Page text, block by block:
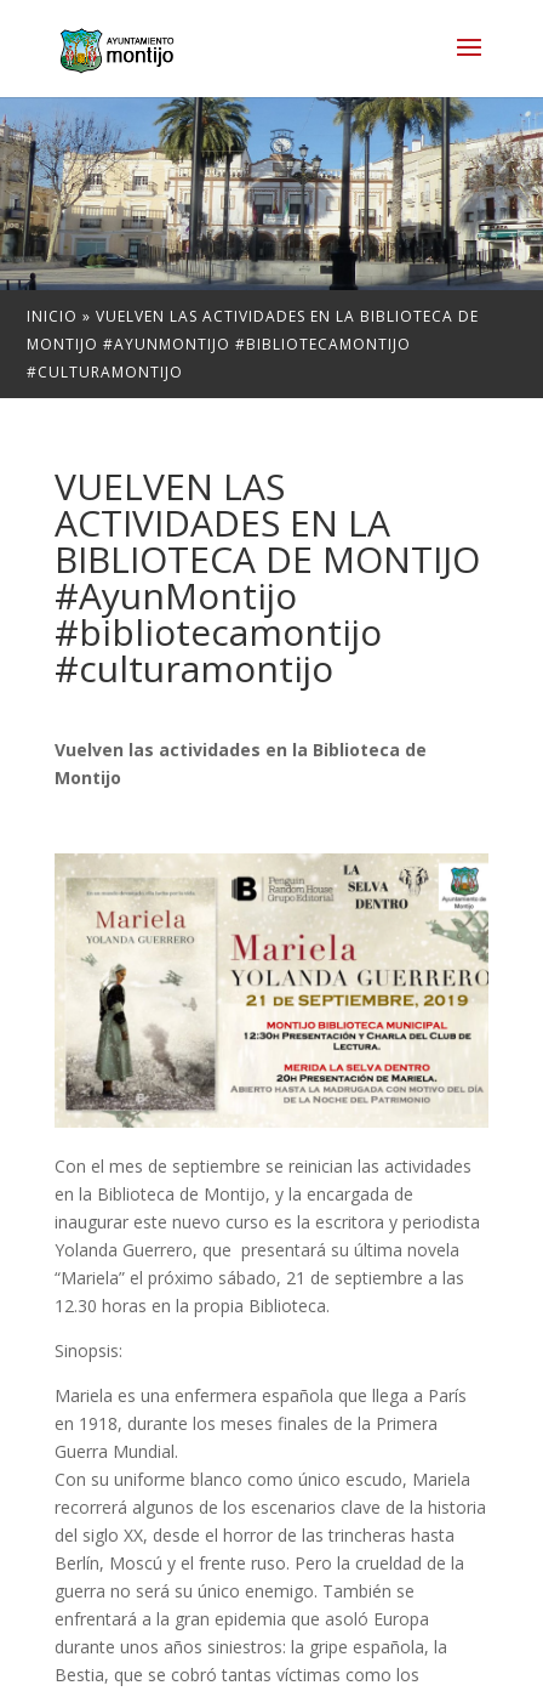
INICIO »VUELVEN LAS ACTIVIDADES EN LA BIBLIOTECA DE
MONTIJO #AYUNMONTIJO #BIBLIOTECAMONTIJO
#CULTURAMONTIJO
VUELVEN LAS
ACTIVIDADES EN LA
BIBLIOTECA DE MONTIJO
#AyunMontijo
#bibliotecamontijo
#culturamontijo
Vuelven las actividades en la Biblioteca de
Montijo
Con el mes de septiembre se reinician las actividades
en la Biblioteca de Montijo, y la encargada de
inaugurar este nuevo curso es la escritora y periodista
Yolanda Guerrero, que presentará su última novela
“Mariela” el próximo sábado, 21 de septiembre a las
12.30 horas en la propia Biblioteca.
Sinopsis:
Mariela es una enfermera española que llega a París
en 1918, durante los meses finales de la Primera
Guerra Mundial.
Con su uniforme blanco como único escudo, Mariela
recorrerá algunos de los escenarios clave de la historia
del siglo XX, desde el horror de las trincheras hasta
Berlín, Moscú y el frente ruso. Pero la crueldad de la
guerra no será su único enemigo. También se
enfrentará a la gran epidemia que asoló Europa
durante unos años siniestros: la gripe española, la
Bestia, que se cobró tantas víctimas como los